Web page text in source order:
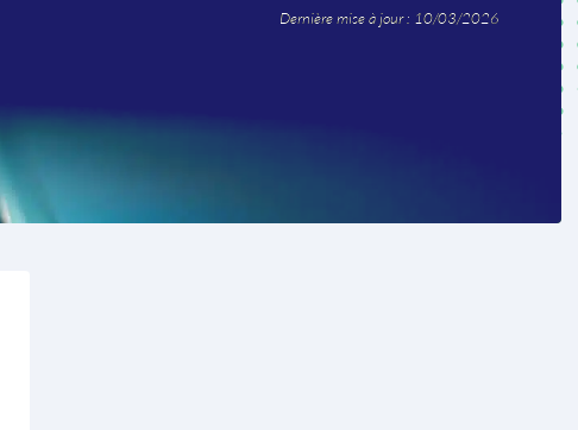
Dernière mise à jour : 10/03/2026